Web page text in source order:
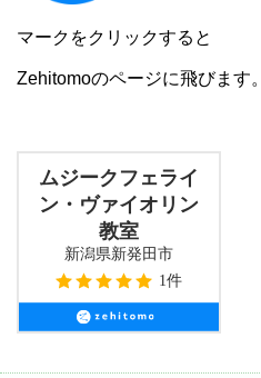
マークをクリックすると
Zehitomoのページに飛びます。
ムジークフェライ
ン・ヴァイオリン
教室
新潟県新発田市
1件